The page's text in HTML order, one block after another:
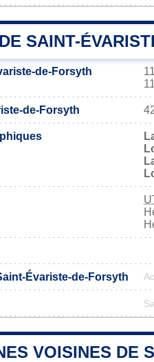
SAINT-
de-Forsyth
de-Forsyth
Évariste-de-Forsyth
VOISINES DE